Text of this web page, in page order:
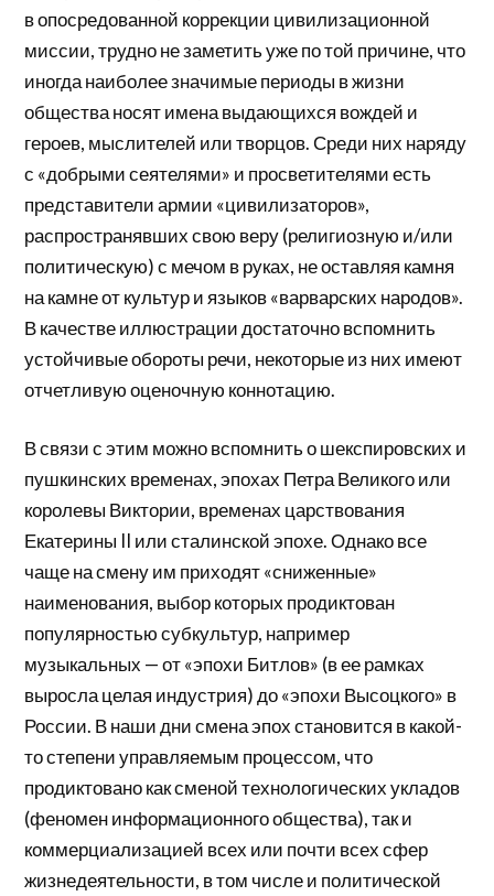
в опосредованной коррекции цивилизационной
миссии, трудно не заметить уже по той причине, что
иногда наиболее значимые периоды в жизни
общества носят имена выдающихся вождей и
героев, мыслителей или творцов. Среди них наряду
с «добрыми сеятелями» и просветителями есть
представители армии «цивилизаторов»,
распространявших свою веру (религиозную и/или
политическую) с мечом в руках, не оставляя камня
на камне от культур и языков «варварских народов».
В качестве иллюстрации достаточно вспомнить
устойчивые обороты речи, некоторые из них имеют
отчетливую оценочную коннотацию.
В связи с этим можно вспомнить о шекспировских и
пушкинских временах, эпохах Петра Великого или
королевы Виктории, временах царствования
Екатерины II или сталинской эпохе. Однако все
чаще на смену им приходят «сниженные»
наименования, выбор которых продиктован
популярностью субкультур, например
музыкальных — от «эпохи Битлов» (в ее рамках
выросла целая индустрия) до «эпохи Высоцкого» в
России. В наши дни смена эпох становится в какой-
то степени управляемым процессом, что
продиктовано как сменой технологических укладов
(феномен информационного общества), так и
коммерциализацией всех или почти всех сфер
жизнедеятельности, в том числе и политической